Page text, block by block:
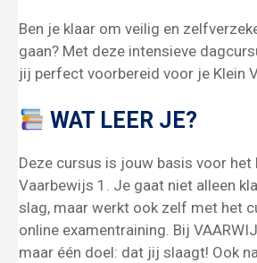
Ben je klaar om veilig en
gaan? Met deze intensieve
jij perfect voorbereid voor je Klein
WAT LEER JE?
Deze cursus is jouw basis voor het
Vaarbewijs 1. Je gaat niet alleen
slag, maar werkt ook zelf met het
online examentraining. Bij
maar één doel: dat jij slaagt! Ook